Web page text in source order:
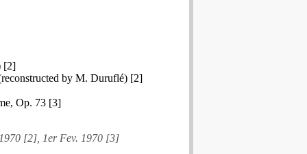
[2]
by M. Duruflé) [2]
Op. 73 [3]
[2], 1er Fev. 1970 [3]